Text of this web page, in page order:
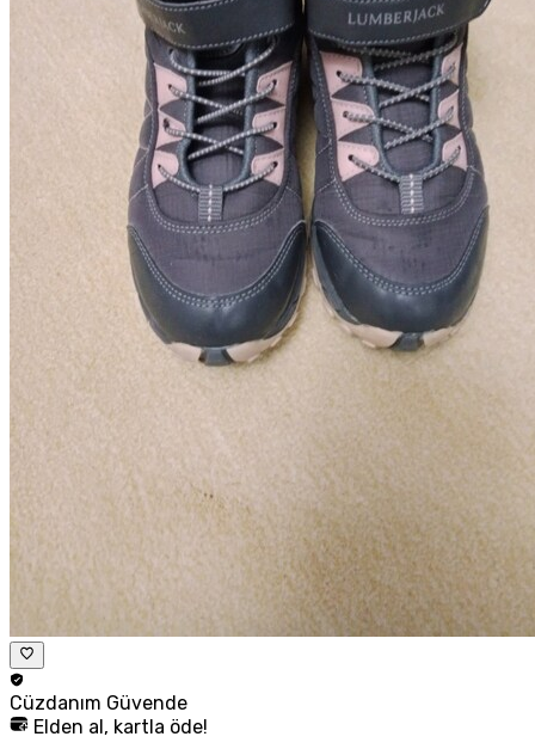
Cüzdanım Güvende
Elden al, kartla öde!